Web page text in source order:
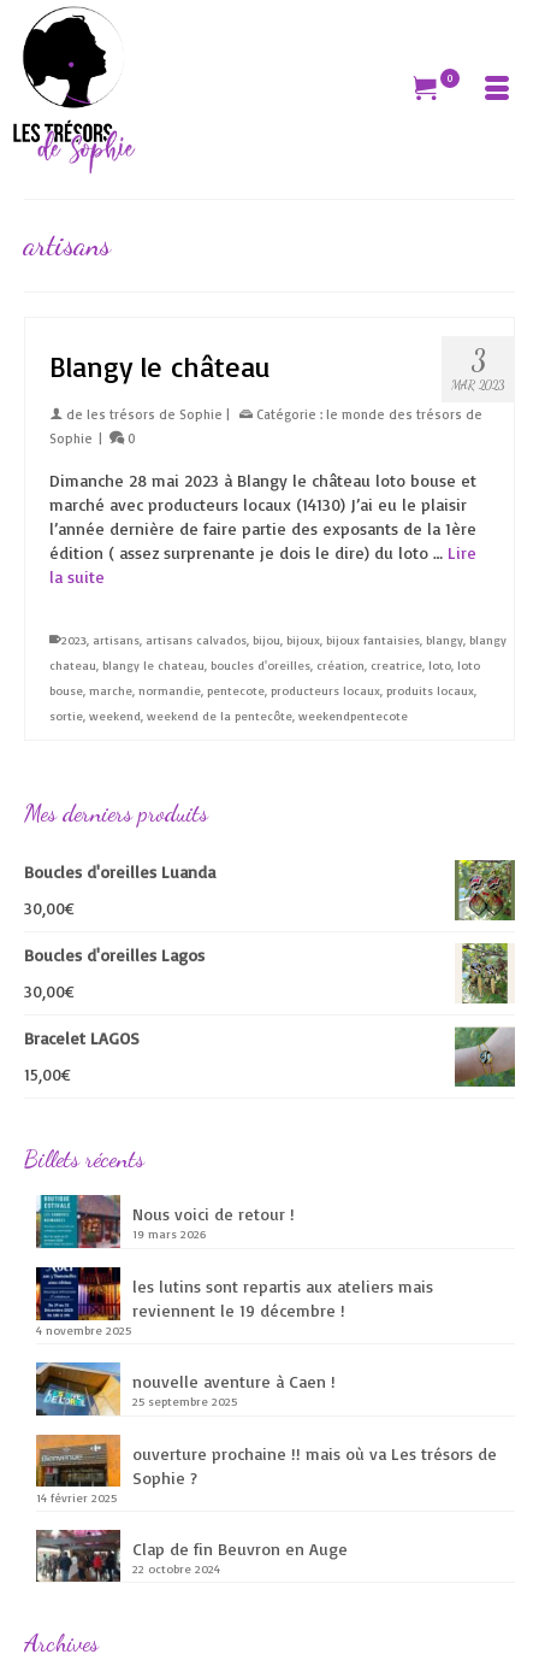
0
artisans
3
MAR 2023
Blangy le château
de les trésors de Sophie Catégorie : le monde des trésors de
Sophie
0
Dimanche 28 mai 2023 à Blangy le château loto bouse et
marché avec producteurs locaux (14130) J’ai eu le plaisir
l’année dernière de faire partie des exposants de la 1ère
édition ( assez surprenante je dois le dire) du loto … Lire
la suite
2023 artisans artisans calvados bijou bijoux bijoux fantaisies blangy blangy
chateau blangy le chateau boucles d'oreilles création creatrice loto loto
bouse marche normandie pentecote producteurs locaux produits locaux
sortie weekend weekend de la pentecôte weekendpentecote
Mes derniers produits
Boucles d'oreilles Luanda
30,00€
Boucles d'oreilles Lagos
30,00€
Bracelet LAGOS
15,00€
Billets récents
Nous voici de retour !
19 mars 2026
les lutins sont repartis aux ateliers mais
reviennent le 19 décembre !
4 novembre 2025
nouvelle aventure à Caen !
25 septembre 2025
ouverture prochaine !! mais où va Les trésors de
Sophie ?
14 février 2025
Clap de fin Beuvron en Auge
22 octobre 2024
Archives